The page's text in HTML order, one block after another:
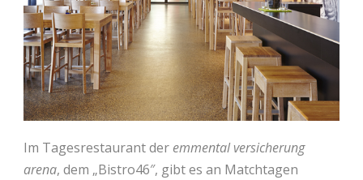
Im Tagesrestaurant der emmental versicherung
arena, dem „Bistro46″, gibt es an Matchtagen